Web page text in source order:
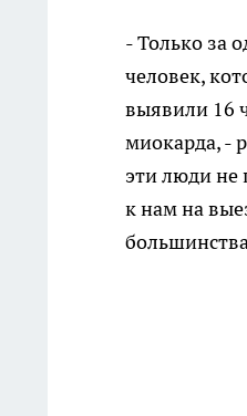
- Только за
человек,
выявили 16
миокарда, -
эти люди не
к нам на